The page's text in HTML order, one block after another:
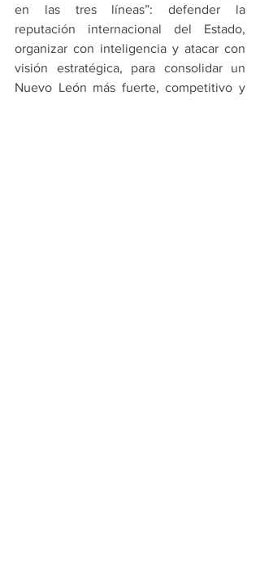
en las tres líneas”: defender la
reputación internacional del Estado,
organizar con inteligencia y atacar con
visión estratégica, para consolidar un
Nuevo León más fuerte, competitivo y